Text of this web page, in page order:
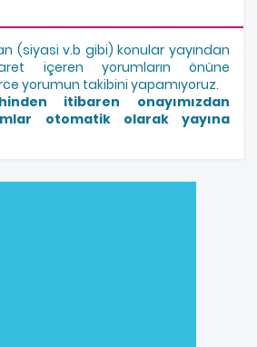
(siyasi v.b gibi) konular yayından
içeren yorumların önüne
yorumun takibini yapamıyoruz.
itibaren onayımızdan
otomatik olarak yayına